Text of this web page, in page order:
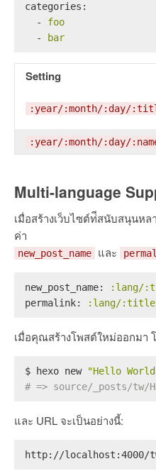
categories:
-
foo
-
bar
Setting
:year/:month/:day/
:year/:month/:day/
Multi-language
เมื่อสร้างเว็บไซต์ท่ีสนับสนุนห
ค่า
new_post_name และ
new_post_name:
:lang/
permalink:
:lang/
เมื่อคุณสร้างโพสต์ใหม่ออกมา
$ hexo new "Hello
# => source/_posts/tw/
และ URL จะเป็นอย่างนี้:
http://localhost:4000/